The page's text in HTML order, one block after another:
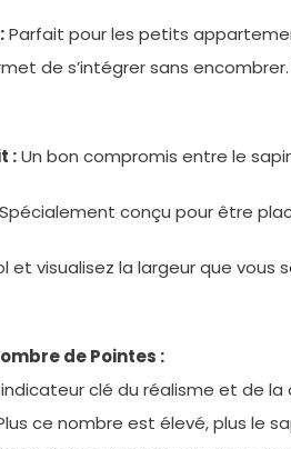
Parfait pour les petits
de s’intégrer sans
:Un bon compromis entre le
Spécialement conçu pour être
et visualisez la largeur que
de Pointes :
clé du réalisme et de la
ce nombre est élevé, plus le